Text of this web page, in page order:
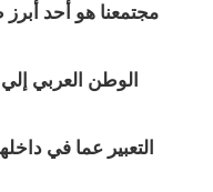
مجتمعنا هو أحد أبرز
الوطن العربي
التعبير عما في